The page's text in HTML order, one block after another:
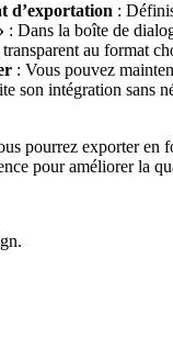
d’exportation :
: Dans la boîte de
au format
: Vous pouvez
son intégration sans
pourrez exporter
pour améliorer la